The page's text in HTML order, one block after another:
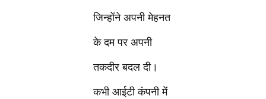
जिन्होंने अपनी मेहनत
के दम पर अपनी
तकदीर बदल दी।
कभी आईटी कंपनी में